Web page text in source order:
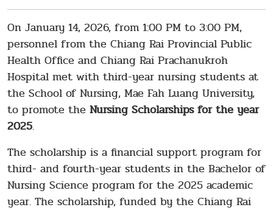
On January 14, 2026, from 1:00 PM to 3:00 PM,
personnel from the Chiang Rai Provincial Public
Health Office and Chiang Rai Prachanukroh
Hospital met with third-year nursing students at
the School of Nursing, Mae Fah Luang University,
to promote the Nursing Scholarships for the year
2025.
The scholarship is a financial support program for
third- and fourth-year students in the Bachelor of
Nursing Science program for the 2025 academic
year. The scholarship, funded by the Chiang Rai